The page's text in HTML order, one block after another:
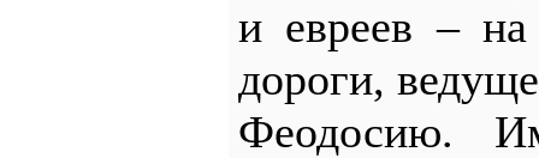
и евреев – на
дороги,
Феодосию.